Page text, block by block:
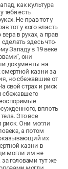
как культура
тебя есть
Не прав тот у
тот у кого власть
вера в руках, а прав
сделать здесь что-
Западу в 19 веке
они
документы на
казни за
но сбежавшие от
свой страх и риск
сбежавшего
вплоть
Это все
риск. Они могли
а потом
их
казни в
могли им не
головами тут же